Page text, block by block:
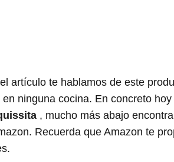
artículo te hablamos de este
ninguna cocina. En concreto
, mucho más abajo
Recuerda que Amazon te